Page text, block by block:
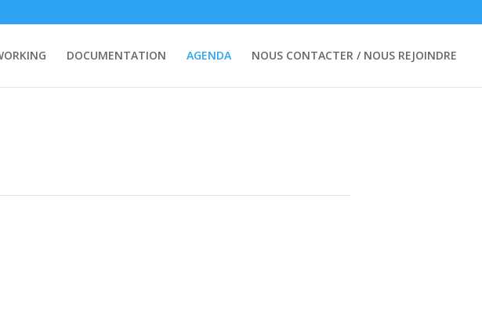
DOCUMENTATION AGENDA NOUS CONTACTER / NOUS REJOINDRE